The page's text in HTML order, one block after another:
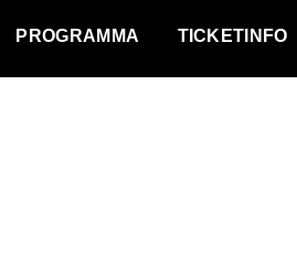
PROGRAMMA TICKETINFO